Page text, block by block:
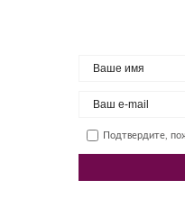
Подтвердите,